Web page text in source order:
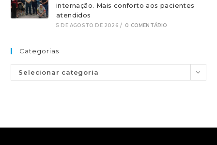
internação. Mais conforto aos pacientes
atendidos
5 DE AGOSTO DE 2026 / 0 COMENTÁRIO
Categorias
Selecionar categoria